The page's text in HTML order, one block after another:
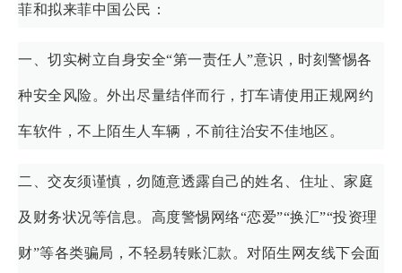
菲和拟来菲中国公民：
一、切实树立自身安全“第一责任人”意识，时刻警惕各
种安全风险。外出尽量结伴而行，打车请使用正规网约
车软件，不上陌生人车辆，不前往治安不佳地区。
二、交友须谨慎，勿随意透露自己的姓名、住址、家庭
及财务状况等信息。高度警惕网络“恋爱”“换汇”“投资理
财”等各类骗局，不轻易转账汇款。对陌生网友线下会面